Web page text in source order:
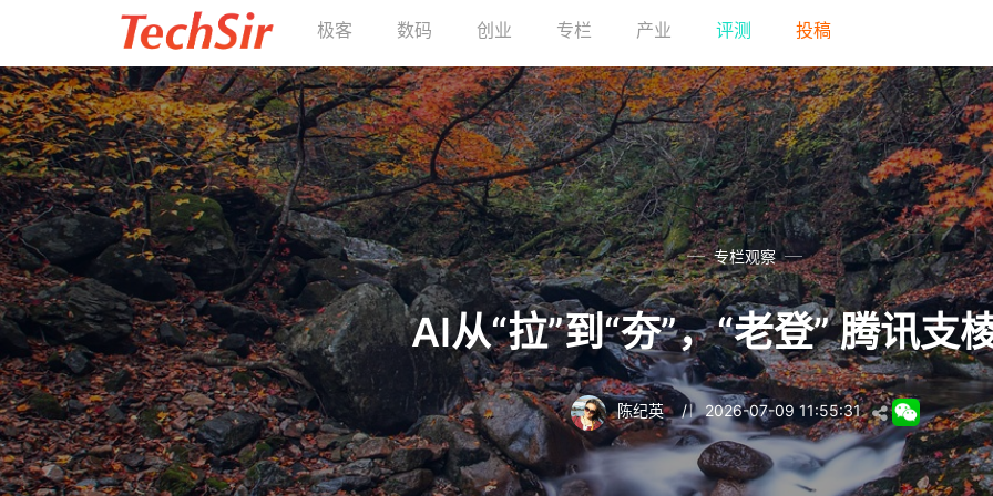
极客 数码 创业 专栏 产业 评测 投稿
专栏观察
AI从“拉”到“夯”，“老登” 腾讯支
陈纪英 / 2026-07-09 11:55:31